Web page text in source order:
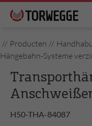
// Producten //
Hängebahn-Systeme
H50-THA-84087